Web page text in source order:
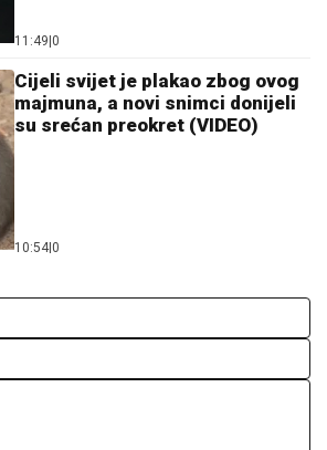
11:49 0
Cijeli svijet je plakao zbog ovog
majmuna, a novi snimci donijeli
su srećan preokret (VIDEO)
10:54 0